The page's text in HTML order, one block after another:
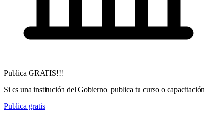
Publica GRATIS!!!
Si es una institución del Gobierno, publica tu curso o capacitación
Publica gratis